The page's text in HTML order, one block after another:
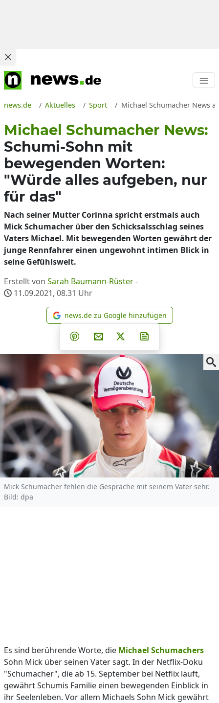
news.de Aktuelles Sport Michael Schumacher News
Michael Schumacher News:
Schumi-Sohn mit
bewegenden Worten:
"Würde alles aufgeben, nur
für das"
Nach seiner Mutter Corinna spricht erstmals auch
Mick Schumacher über den Schicksalsschlag seines
Vaters Michael. Mit bewegenden Worten gewährt der
junge Rennfahrer einen ungewohnt intimen Blick in
seine Gefühlswelt.
Erstellt von Sarah Baumann-Rüster-
11.09.2021, 08.31 Uhr
news.de zu Google
news.de zu Google hinzufügen
Teilen auf Facebook
Teilen auf Whatsapp
Teilen auf Telegram
Teilen auf Pinterest
Per E-Mail teilen
Post auf X
Mick Schumacher fehlen die Gespräche mit seinem Vater sehr.
Bild: dpa
Es sind berührende Worte, die Michael Schumachers
Sohn Mick über seinen Vater sagt. In der Netflix-Doku
"Schumacher", die ab 15. September bei Netflix läuft,
gewährt Schumis Familie einen bewegenden Einblick in
ihr Seelenleben. Vor allem Michaels Sohn Mick gewährt